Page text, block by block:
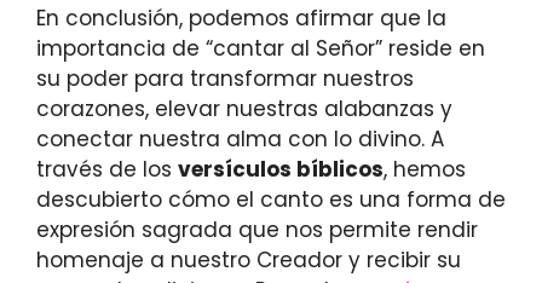
En conclusión, podemos afirmar que la
importancia de “cantar al Señor” reside en
su poder para transformar nuestros
corazones, elevar nuestras alabanzas y
conectar nuestra alma con lo divino. A
través de los versículos bíblicos, hemos
descubierto cómo el canto es una forma de
expresión sagrada que nos permite rendir
homenaje a nuestro Creador y recibir su